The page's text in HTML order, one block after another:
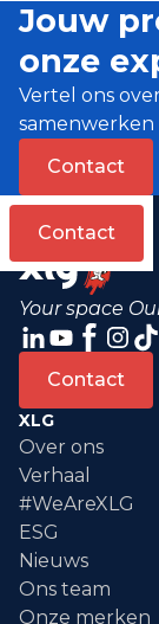
Jouw
onze
Vertel ons
Contact
Contact
Your space
Contact
XLG
Over ons
Verhaal
#WeAreXLG
ESG
Nieuws
Ons team
Onze merken